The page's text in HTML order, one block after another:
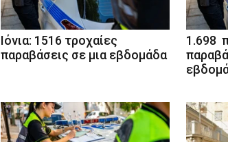
Ιόνια: 1516 τροχαίες
παραβάσεις σε μια εβδομάδα
1.698